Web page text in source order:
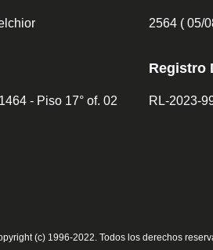
- Piso 17° of. 02
2564 ( 05/
Registro
RL-2023-
(c) 1996-2022. Todos los derechos